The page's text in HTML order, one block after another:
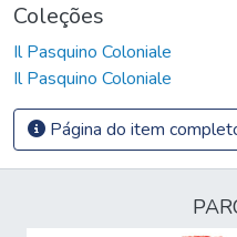
Coleções
Il Pasquino Coloniale
Il Pasquino Coloniale
Página do item